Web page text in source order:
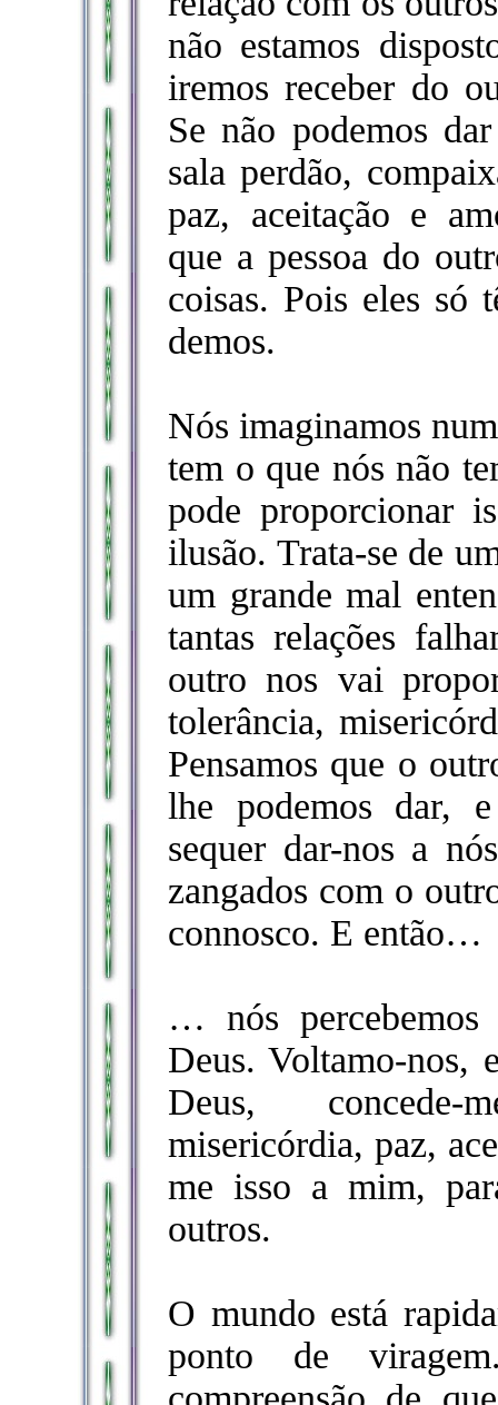
não estamos
iremos receber do
Se não podemos
sala perdão,
paz, aceitação e
que a pessoa do
coisas. Pois eles só
demos.
Nós imaginamos
tem o que nós não
pode proporcionar
ilusão. Trata-se de
um grande mal
tantas relações
outro nos vai
tolerância,
Pensamos que o
lhe podemos dar,
sequer dar-nos a
zangados com o
connosco. E então…
… nós percebemos
Deus. Voltamo-nos,
Deus, concede-
misericórdia, paz,
me isso a mim,
outros.
O mundo está
ponto de